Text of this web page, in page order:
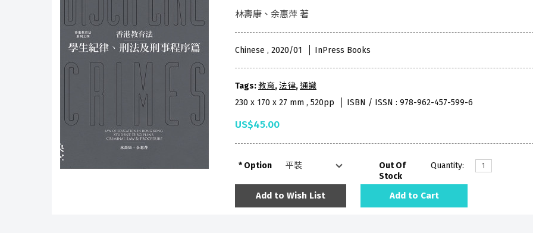
林壽康、余惠萍 著
Chinese , 2020/01 InPress Books
Tags:教育,法律,通識
230 x 170 x 27 mm , 520pp
ISBN / ISSN : 978-962-457-599-6
US$45.00
Option
Out Of
Stock
Quantity:
Add to Wish List Add to Cart